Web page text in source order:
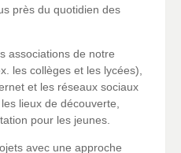
près du quotidien des
associations de notre
les collèges et les lycées),
et les réseaux sociaux
lieux de découverte,
pour les jeunes.
avec une approche